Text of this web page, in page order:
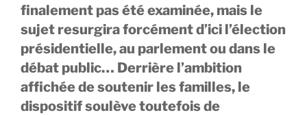
finalement pas été examinée, mais le
sujet resurgira forcément d’ici l’élection
présidentielle, au parlement ou dans le
débat public… Derrière l’ambition
affichée de soutenir les familles, le
dispositif soulève toutefois de